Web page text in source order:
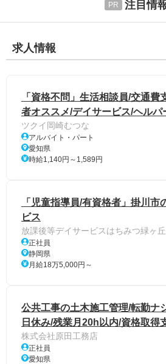
注目情
求人情報
「資格不問」生活相談員/交通費
者オススメ/デイサービス/ヘルパ
ツクイ岡崎むつな
アルバイト・パート
愛知県
時給1,140円～1,589円
「児童指導員/有資格者」掛川市
ビス
放課後等デイサービスはちみつ緑ヶ丘
正社員
静岡県
月給18万5,000円～
公共工事の土木施工管理/転勤ナ
日休み/残業月20h以内/資格取得
株式会社原田工務店
正社員
愛知県